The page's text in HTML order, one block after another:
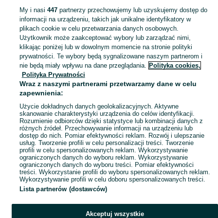
beczki metalowe 200l
Skorzystaj z największego serwisu ogłoszeniowego - Kurzelów i okolice! Kupuj to, czego pragniesz i sprzedawaj to, czego już nie potrzebujesz! Zobacz
Mapa kategorii
Mapa miejscowości
Mapa ministron
Popularne wyszukiwania
My i nasi 447partnerzy przechowujemy lub uzyskujemy dostęp do
informacji na urządzeniu, takich jak unikalne identyfikatory w
plikach cookie w celu przetwarzania danych osobowych.
Użytkownik może zaakceptować wybory lub zarządzać nimi,
klikając poniżej lub w dowolnym momencie na stronie polityki
prywatności. Te wybory będą sygnalizowane naszym partnerom i
nie będą miały wpływu na dane przeglądania. Polityka cookies,
Polityka Prywatności
Wraz z naszymi partnerami przetwarzamy dane w celu
zapewnienia:
Użycie dokładnych danych geolokalizacyjnych. Aktywne
skanowanie charakterystyki urządzenia do celów identyfikacji.
Rozumienie odbiorców dzięki statystyce lub kombinacji danych z
różnych źródeł. Przechowywanie informacji na urządzeniu lub
dostęp do nich. Pomiar efektywności reklam. Rozwój i ulepszanie
usług. Tworzenie profili w celu personalizacji treści. Tworzenie
profili w celu spersonalizowanych reklam. Wykorzystywanie
ograniczonych danych do wyboru reklam. Wykorzystywanie
ograniczonych danych do wyboru treści. Pomiar efektywności
treści. Wykorzystanie profili do wyboru spersonalizowanych reklam.
Wykorzystywanie profili w celu doboru spersonalizowanych treści.
Lista partnerów (dostawców)
Akceptuj wszystkie